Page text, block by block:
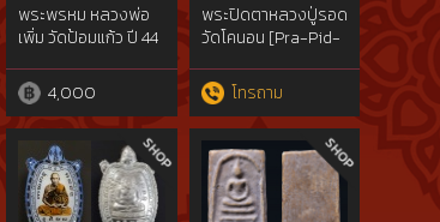
พระพรหม หลวงพ่อ
เพิ่ม วัดป้อมแก้ว ปี 44
4,000
พระปิดตาหลวงปู่รอด
วัดโคนอน [Pra-Pid-
โทรถาม